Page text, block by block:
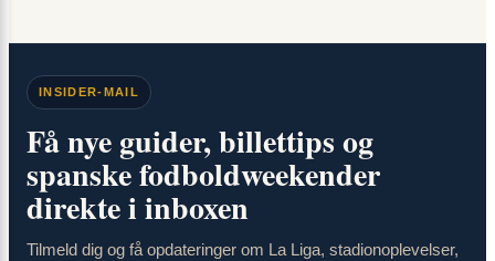
INSIDER-MAIL
Få nye guider, billettips og
spanske fodboldweekender
direkte i inboxen
Tilmeld dig og få opdateringer om La Liga, stadionoplevelser,